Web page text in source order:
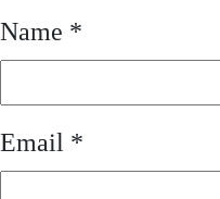
Name *
Email *